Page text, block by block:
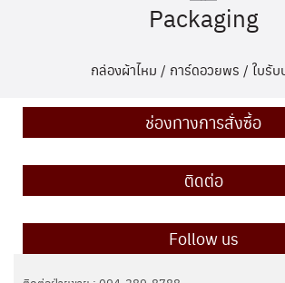
Packaging
กล่องผ้าไหม / การ์ดอวยพร / ใบรับ
ช่องทางการสั่งซื้อ
ติดต่อ
Follow us